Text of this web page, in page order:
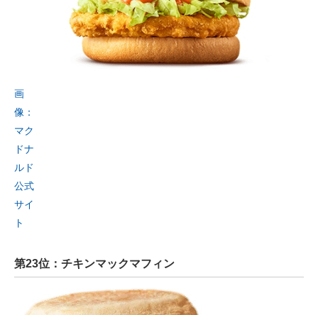
画
像：
マク
ドナ
ルド
公式
サイ
ト
第23位：チキンマックマフィン